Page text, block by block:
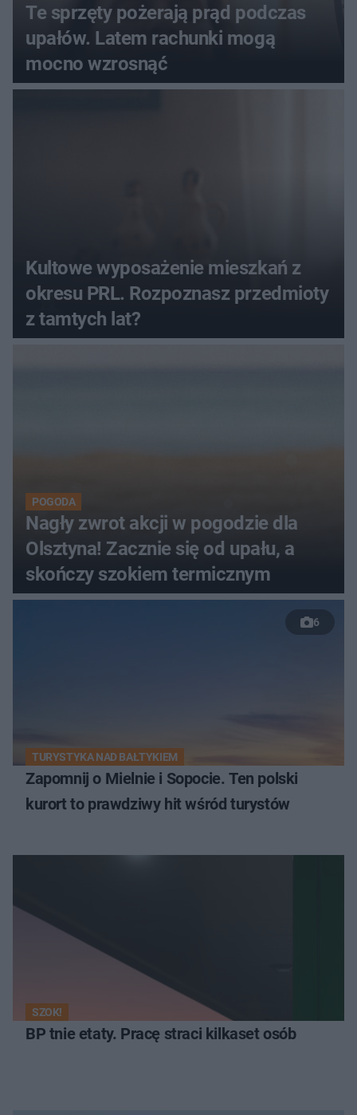
Te sprzęty pożerają prąd podczas
upałów. Latem rachunki mogą
mocno wzrosnąć
Kultowe wyposażenie mieszkań z
okresu PRL. Rozpoznasz przedmioty
z tamtych lat?
POGODA
Nagły zwrot akcji w pogodzie dla
Olsztyna! Zacznie się od upału, a
skończy szokiem termicznym
6
TURYSTYKA NAD BAŁTYKIEM
Zapomnij o Mielnie i Sopocie. Ten polski
kurort to prawdziwy hit wśród turystów
SZOK!
BP tnie etaty. Pracę straci kilkaset osób